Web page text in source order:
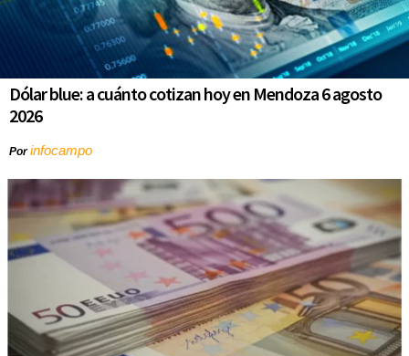
Dólar blue: a cuánto cotizan hoy en Mendoza 6 agosto
2026
Porinfocampo